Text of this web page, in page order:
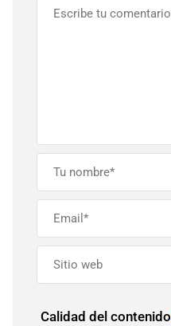
Calidad del contenido
1